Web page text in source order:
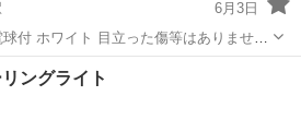
6月3日
付 ホワイト 目立った傷等はありませ
駅 照明器具
ングライト